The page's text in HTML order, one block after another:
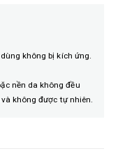
không bị kích ứng.
nền da không đều
không được tự nhiên.